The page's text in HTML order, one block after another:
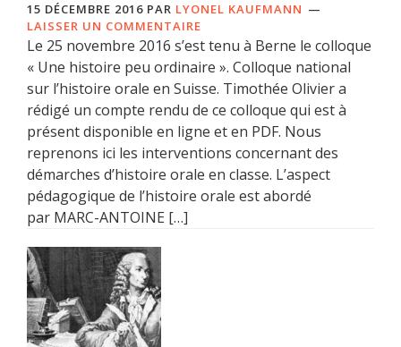
15 DÉCEMBRE 2016 PAR LYONEL KAUFMANN
LAISSER UN COMMENTAIRE
Le 25 novembre 2016 s’est tenu à Berne le colloque
« Une histoire peu ordinaire ». Colloque national
sur l’histoire orale en Suisse. Timothée Olivier a
rédigé un compte rendu de ce colloque qui est à
présent disponible en ligne et en PDF. Nous
reprenons ici les interventions concernant des
démarches d’histoire orale en classe. L’aspect
pédagogique de l’histoire orale est abordé
par MARC-ANTOINE […]